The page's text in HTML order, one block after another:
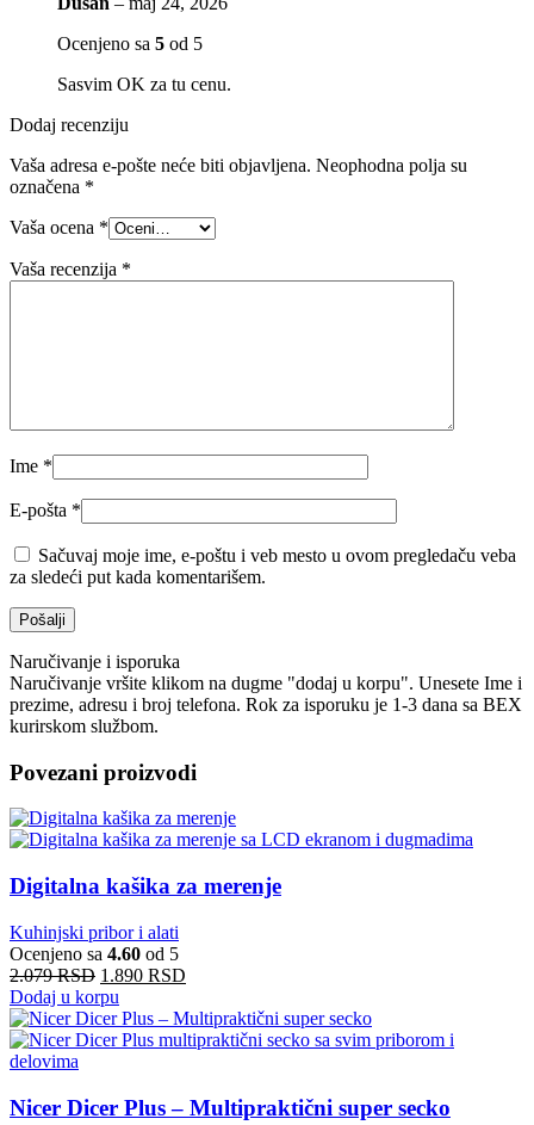
Ocenjeno sa 5 od 5
Sasvim OK za tu cenu.
Dodaj recenziju
Vaša adresa e-pošte neće biti objavljena. Neophodna polja su
označena *
Vaša ocena *
Vaša recenzija *
Ime *
E-pošta *
Sačuvaj moje ime, e-poštu i veb mesto u ovom pregledaču veba
za sledeći put kada komentarišem.
Naručivanje i isporuka
Naručivanje vršite klikom na dugme "dodaj u korpu". Unesete Ime i
prezime, adresu i broj telefona. Rok za isporuku je 1-3 dana sa BEX
kurirskom službom.
Povezani proizvodi
Digitalna kašika za merenje
Kuhinjski pribor i alati
Ocenjeno sa 4.60 od 5
2.079RSD 1.890 RSD
Dodaj u korpu
Nicer Dicer Plus – Multipraktični super secko